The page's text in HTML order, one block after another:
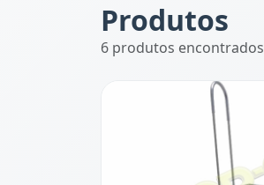
Produtos
6 produtos encontrados